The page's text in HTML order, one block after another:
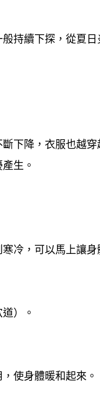
持續下探，從夏
下降，衣服也越
生。
冷，可以馬上讓
） 。
使身體暖和起來。